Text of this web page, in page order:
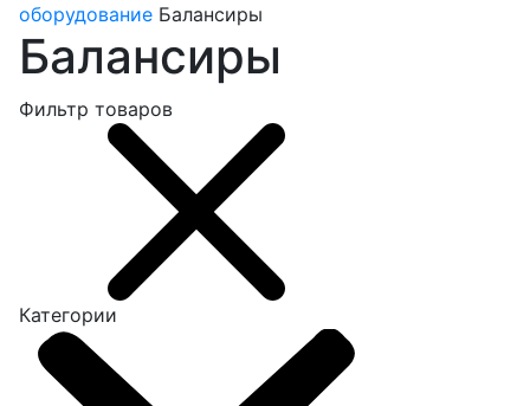
оборудование Балансиры
Балансиры
Фильтр товаров
Категории